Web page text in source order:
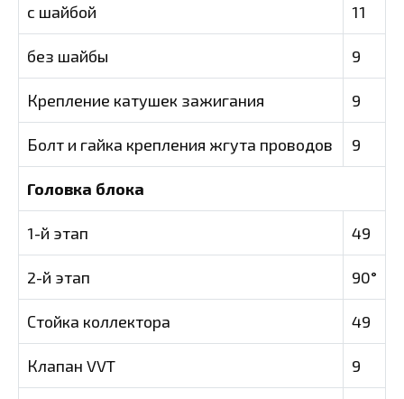
с шайбой 11
без шайбы 9
Крепление катушек зажигания 9
Болт и гайка крепления жгута проводов 9
Головка блока
1-й этап 49
2-й этап 90°
Стойка коллектора 49
Клапан VVT 9